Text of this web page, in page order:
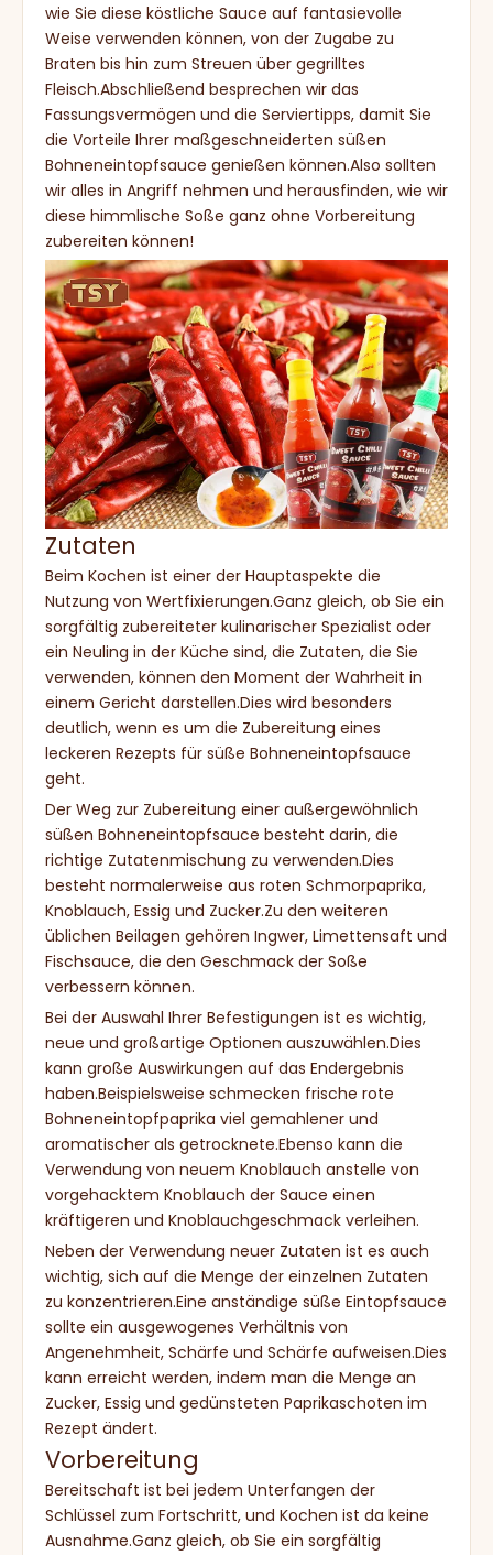
wie Sie diese köstliche Sauce auf fantasievolle
Weise verwenden können, von der Zugabe zu
Braten bis hin zum Streuen über gegrilltes
Fleisch.Abschließend besprechen wir das
Fassungsvermögen und die Serviertipps, damit Sie
die Vorteile Ihrer maßgeschneiderten süßen
Bohneneintopfsauce genießen können.Also sollten
wir alles in Angriff nehmen und herausfinden, wie wir
diese himmlische Soße ganz ohne Vorbereitung
zubereiten können!
Zutaten
Beim Kochen ist einer der Hauptaspekte die
Nutzung von Wertfixierungen.Ganz gleich, ob Sie ein
sorgfältig zubereiteter kulinarischer Spezialist oder
ein Neuling in der Küche sind, die Zutaten, die Sie
verwenden, können den Moment der Wahrheit in
einem Gericht darstellen.Dies wird besonders
deutlich, wenn es um die Zubereitung eines
leckeren Rezepts für süße Bohneneintopfsauce
geht.
Der Weg zur Zubereitung einer außergewöhnlich
süßen Bohneneintopfsauce besteht darin, die
richtige Zutatenmischung zu verwenden.Dies
besteht normalerweise aus roten Schmorpaprika,
Knoblauch, Essig und Zucker.Zu den weiteren
üblichen Beilagen gehören Ingwer, Limettensaft und
Fischsauce, die den Geschmack der Soße
verbessern können.
Bei der Auswahl Ihrer Befestigungen ist es wichtig,
neue und großartige Optionen auszuwählen.Dies
kann große Auswirkungen auf das Endergebnis
haben.Beispielsweise schmecken frische rote
Bohneneintopfpaprika viel gemahlener und
aromatischer als getrocknete.Ebenso kann die
Verwendung von neuem Knoblauch anstelle von
vorgehacktem Knoblauch der Sauce einen
kräftigeren und Knoblauchgeschmack verleihen.
Neben der Verwendung neuer Zutaten ist es auch
wichtig, sich auf die Menge der einzelnen Zutaten
zu konzentrieren.Eine anständige süße Eintopfsauce
sollte ein ausgewogenes Verhältnis von
Angenehmheit, Schärfe und Schärfe aufweisen.Dies
kann erreicht werden, indem man die Menge an
Zucker, Essig und gedünsteten Paprikaschoten im
Rezept ändert.
Vorbereitung
Bereitschaft ist bei jedem Unterfangen der
Schlüssel zum Fortschritt, und Kochen ist da keine
Ausnahme.Ganz gleich, ob Sie ein sorgfältig